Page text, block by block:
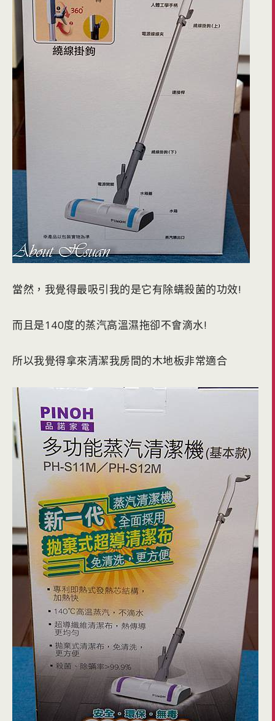
當然，我覺得最吸引我的是它有除螨殺菌的功效!
而且是140度的蒸汽高溫濕拖卻不會滴水!
所以我覺得拿來清潔我房間的木地板非常適合